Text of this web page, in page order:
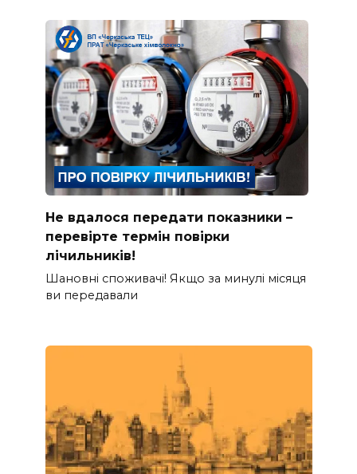
Не вдалося передати показники –
перевірте термін повірки
лічильників!
Шановні споживачі! Якщо за минулі місяця
ви передавали